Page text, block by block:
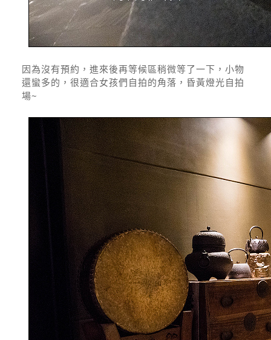
因為沒有預約，進來後再等候區稍微等了一下，小物
還蠻多的，很適合女孩們自拍的角落，昏黃燈光自拍
場~